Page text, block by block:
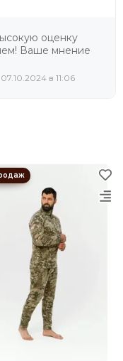
оценку
Ваше мнение
в 11:06